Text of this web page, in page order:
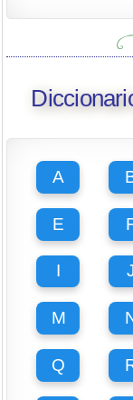
A
E
I J
M
Q